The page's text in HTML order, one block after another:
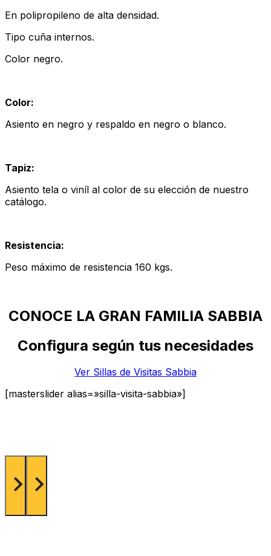
En polipropileno de alta densidad.
Tipo cuña internos.
Color negro.
Color:
Asiento en negro y respaldo en negro o blanco.
Tapiz:
Asiento tela o viníl al color de su elección de nuestro
catálogo.
Resistencia:
Peso máximo de resistencia 160 kgs.
CONOCE LA GRAN FAMILIA SABBIA
Configura según tus necesidades
Ver Sillas de Visitas Sabbia
[masterslider alias=»silla-visita-sabbia»]